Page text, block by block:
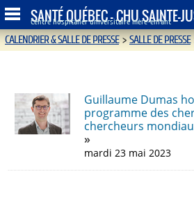
SANTÉ QUÉBEC - CHU SAINTE-
Centre hospitalier universitaire mère-enfant
CALENDRIER & SALLE DE PRESSE>SALLE DE PRESSE
Guillaume Dumas
programme des
chercheurs
mardi 23 mai 2023